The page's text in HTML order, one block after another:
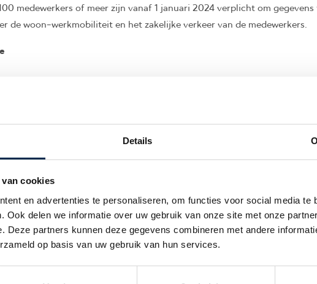
Details
cookies
en advertenties te personaliseren, om functies voor social media te
Ook delen we informatie over uw gebruik van onze site met onze
Deze partners kunnen deze gegevens combineren met andere
op basis van uw gebruik van hun services.
medewerkers of meer zijn vanaf 1 januari 2024 verplicht om gegevens
de woon-werkmobiliteit en het zakelijke verkeer van de medewerkers.